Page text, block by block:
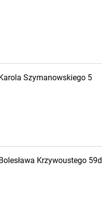
Szymanowskiego 5
Krzywoustego 59d